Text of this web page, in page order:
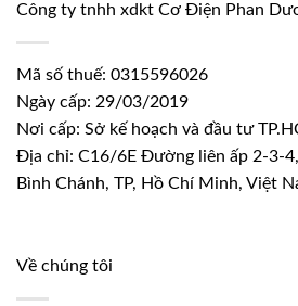
Công ty tnhh xdkt Cơ Điện Phan
Mã số thuế: 0315596026
Ngày cấp: 29/03/2019
Nơi cấp: Sở kế hoạch và đầu tư
Địa chỉ: C16/6E Đường liên ấp 2-3-
Bình Chánh, TP, Hồ Chí Minh, Việt
Về chúng tôi